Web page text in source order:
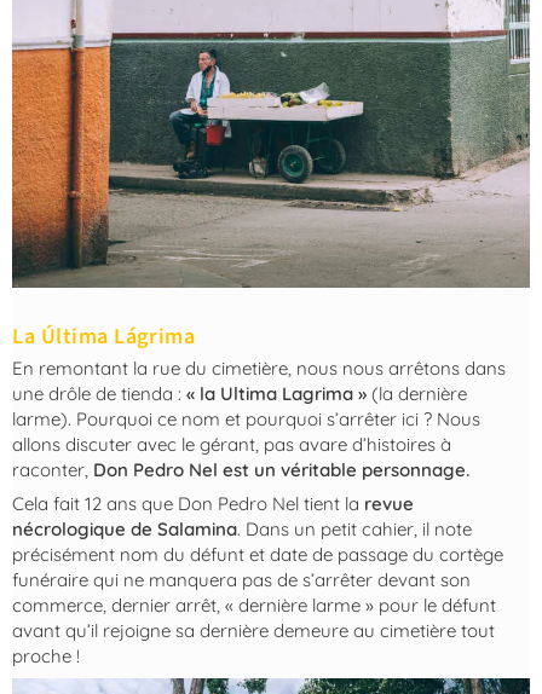
La Última Lágrima
En remontant la rue du cimetière, nous nous arrêtons dans
une drôle de tienda : « la Ultima Lagrima » (la dernière
larme). Pourquoi ce nom et pourquoi s’arrêter ici ? Nous
allons discuter avec le gérant, pas avare d’histoires à
raconter, Don Pedro Nel est un véritable personnage.
Cela fait 12 ans que Don Pedro Nel tient la revue
nécrologique de Salamina. Dans un petit cahier, il note
précisément nom du défunt et date de passage du cortège
funéraire qui ne manquera pas de s’arrêter devant son
commerce, dernier arrêt, « dernière larme » pour le défunt
avant qu’il rejoigne sa dernière demeure au cimetière tout
proche !